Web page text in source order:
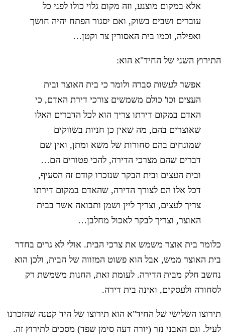
אלא במקום מוצנע, וזה מקום גלוי כולו לפני כל
עוברים ושבים בשוק, ואם יסגור הפתח יהיה חושך
ואפילה, וכמו בית האסורין צר וקטן…
התירוץ השני של החיד"א הוא:
אפשר לעשות סברה ולומר כי בית האוצר ובית
העצים וכו' כולם משמשים צורכי דירת האדם, כי
האדם במקום דירתו צריך הוא לכל הדברים האלו
שאוצרים בהם, מה שאין כן חניות בשווקים
שמונחים בהם סחורות של משא ומתן, ואין שם
דברים שהם מצרכי הדירה, להכי פטורים הם…
ובית העצים ובית הבקר שנזכרו קודם זה הסעיף,
דכל אלו הם לצורך הדירה, שהאדם במקום דירתו
צריך לעצים, וצריך ליין ושמן ותבואה אשר בבית
האוצר, וצריך לבקר לאכול מחלבן…
כלומר בית אוצר משמש את צרכי הבית. אולי לא גרים בחדר
בית האוצר ממש, אבל הוא פשוט המזווה של הבית, ולכן הוא
נחשב חלק מבית הדירה. לעומת זאת, החנות משמשת רק
לסחורה ולעסקים, ואינה בית דירה.
תירוצו השלישי של החיד"א הוא תירוצו של היד קטנה שהזכרנו
לעיל. וגם האבני נזר (יורה דעה סימן שפד) מסכים לתירוץ זה.